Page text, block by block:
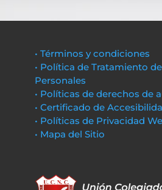
• Términos y condiciones
• Política de Tratamiento
Personales
• Políticas de derechos de
• Certificado de
• Políticas de Privacidad
• Mapa del Sitio